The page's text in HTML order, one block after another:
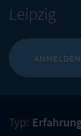
Leipzig
ANMELDEN
Typ: